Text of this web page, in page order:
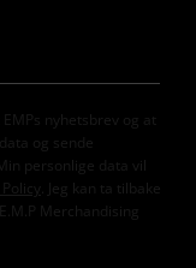
nyhetsbrev og at
og sende
personlige data vil
. Jeg kan ta tilbake
Merchandising